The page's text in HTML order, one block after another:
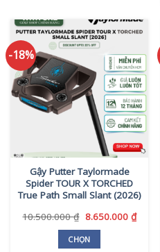
-18%
Gậy Putter Taylormade
Spider TOUR X TORCHED
True Path Small Slant (2026)
10.500.000₫ Giá
là:
10.500.000 ₫.
8.650.000 ₫Giá
CHỌN